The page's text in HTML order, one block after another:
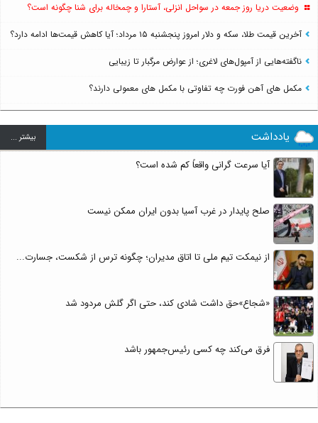
وضعیت دریا روز جمعه در سواحل انزلی، آستارا و چمخاله برای شنا چگونه است؟
آخرین قیمت طلا، سکه و دلار امروز پنجشنبه ۱۵ مرداد؛ آیا کاهش قیمت‌ها ادامه دارد؟
ناگفته‌هایی از آمپول‌های لاغری؛ از عوارض مرگبار تا زیبایی
مکمل های آهن فورت چه تفاوتی با مکمل های معمولی دارند؟
یادداشت بيشتر ...
آیا سرعت گرانی واقعاً کم شده است؟
صلح پایدار در غرب آسیا بدون ایران ممکن نیست
از نیمکت تیم ملی تا اتاق مدیران؛ چگونه ترس از شکست، جسارت...
«شجاع»حق داشت شادی کند، حتی اگر گلش مردود شد
فرق می‌کند چه کسی رئیس‌جمهور باشد